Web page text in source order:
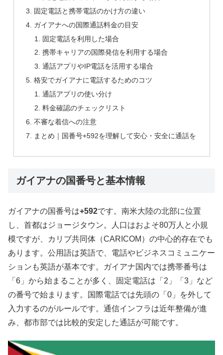
固定電話と携帯電話のかけ方の違い
ガイアナへの国際通話料金の目安
固定電話を利用した場合
携帯キャリアの国際発信を利用する場合
通話アプリやIP電話を活用する場合
格安でガイアナに電話するためのコツ
通話アプリの使い分け
料金確認のチェックリスト
不審な着信への注意
まとめ｜国番号+592を理解して安心・安全に通話を
ガイアナの国番号と基本情報
ガイアナの国番号は+592です。南米大陸の北部に位置
し、首都はジョージタウン。人口はおよそ80万人と小規
模ですが、カリブ共同体（CARICOM）の中心的存在でも
あります。公用語は英語で、電話やビジネスコミュニケー
ションも英語が基本です。ガイアナ国内では携帯番号は
「6」から始まることが多く、固定電話は「2」「3」など
の番号で始まります。国際電話では先頭の「0」を外して
入力するのがルールです。通信インフラは近年整備が進
み、都市部では比較的安定した通話が可能です。